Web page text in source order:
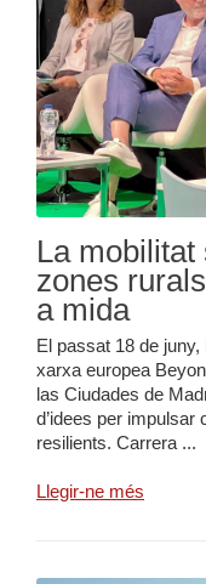
La mobilitat
zones
a mida
El passat 18 de
xarxa europea
las Ciudades de
d’idees per
resilients. Carrera ...
Llegir-ne més